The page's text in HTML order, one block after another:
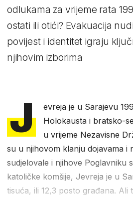
odlukama za vrijeme rata
ostati ili otići? Evakuacija
povijest i identitet igraju
njihovim izborima
J
evreja je u Sarajevu
Holokausta i bratsko-
u vrijeme Nezavisne
su u njihovom klanju dojavama i
sudjelovale i njihove Poglavniku
katoličke komšije, Jevreja je u
tisuća, ili 12,3 posto građana. Ali